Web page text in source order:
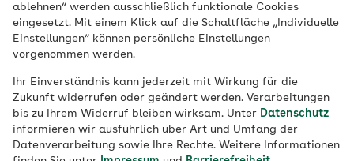
ablehnen“ werden ausschließlich funktionale Cookies
eingesetzt. Mit einem Klick auf die Schaltfläche „Individuelle
Einstellungen“ können persönliche Einstellungen
vorgenommen werden.
Ihr Einverständnis kann jederzeit mit Wirkung für die
Zukunft widerrufen oder geändert werden. Verarbeitungen
bis zu Ihrem Widerruf bleiben wirksam. Unter Datenschutz
informieren wir ausführlich über Art und Umfang der
Datenverarbeitung sowie Ihre Rechte. Weitere Informationen
Schule ganz einfach umsetzbar ist.